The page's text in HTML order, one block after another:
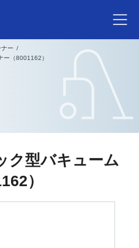
ー
ー（8001162）
ク型バキューム
）